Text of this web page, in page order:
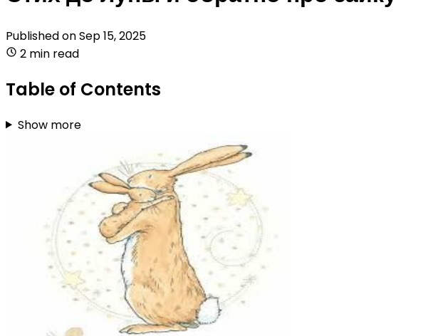
Published onSep 15, 2025
2 min read
Table of Contents
Show more